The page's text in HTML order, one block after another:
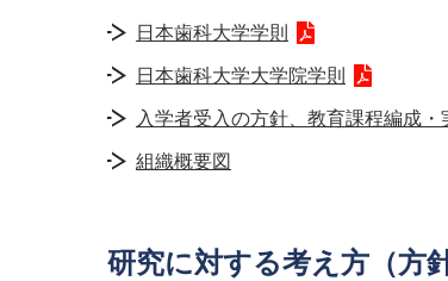
日本歯科大学学則
日本歯科大学大学院学則
入学者受入の方針、教育課程編成
組織概要図
研究に対する考え方（方針